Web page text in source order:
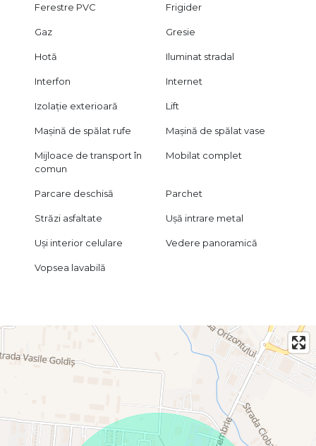
Ferestre PVC Frigider
Gaz Gresie
Hotă Iluminat stradal
Interfon Internet
Izolație exterioară Lift
Mașină de spălat rufe Mașină de spălat vase
Mijloace de transport în
comun
Mobilat complet
Parcare deschisă Parchet
Străzi asfaltate Ușă intrare metal
Uși interior celulare Vedere panoramică
Vopsea lavabilă